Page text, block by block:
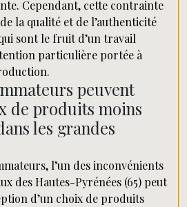
Cependant, cette contrainte
la qualité et de l’authenticité
sont le fruit d’un travail
particulière portée à
peuvent
de produits moins
les grandes
l’un des inconvénients
des Hautes-Pyrénées (65) peut
d’un choix de produits